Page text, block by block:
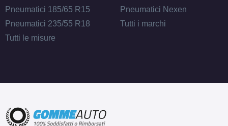
Pneumatici 185/65 R15
Pneumatici 235/55 R18
Tutti le misure
Pneumatici Nexen
Tutti i marchi